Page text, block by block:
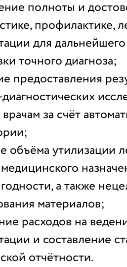
полноты и
профилактике,
для
точного диагноза;
предоставления
за счёт
объёма утилизации
а также
материалов;
расходов на
и составление
отчётности.